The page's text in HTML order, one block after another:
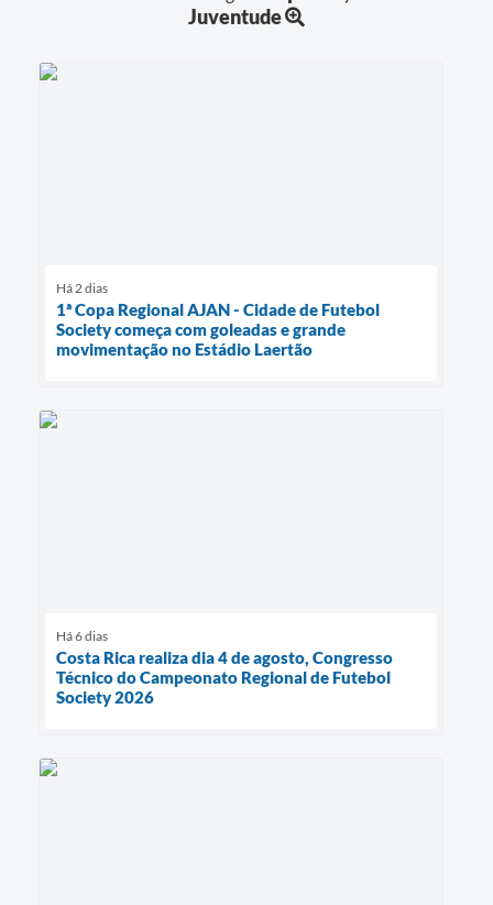
Juventude
Há 2 dias
1ª Copa Regional AJAN - Cidade de Futebol
Society começa com goleadas e grande
movimentação no Estádio Laertão
Há 6 dias
Costa Rica realiza dia 4 de agosto, Congresso
Técnico do Campeonato Regional de Futebol
Society 2026